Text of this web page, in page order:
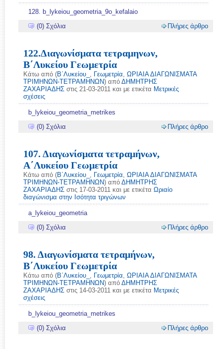
128. b_lykeiou_geometria_9ο_kefalaio
(0) Σχόλια
Πλήρες άρθρο
122.Διαγωνίσματα τετραμηνων,
Β΄Λυκείου Γεωμετρία
Κάτω από (Β΄Λυκείου_ , Γεωμετρία, ΩΡΙΑΙΑ ΔΙΑΓΩΝΙΣΜΑΤΑ
ΤΡΙΜΗΝΩΝ-ΤΕΤΡΑΜΗΝΩΝ) από ΔΗΜΗΤΡΗΣ
ΖΑΧΑΡΙΑΔΗΣ στις 21-03-2011 και με ετικέτα Μετρικές
σχέσεις
b_lykeiou_geometria_metrikes
(0) Σχόλια
Πλήρες άρθρο
107. Διαγωνίσματα τετραμήνων,
Α΄Λυκείου Γεωμετρία
Κάτω από (Β΄Λυκείου_ , Γεωμετρία, ΩΡΙΑΙΑ ΔΙΑΓΩΝΙΣΜΑΤΑ
ΤΡΙΜΗΝΩΝ-ΤΕΤΡΑΜΗΝΩΝ) από ΔΗΜΗΤΡΗΣ
ΖΑΧΑΡΙΑΔΗΣ στις 17-03-2011 και με ετικέτα Ωριαίο
διαγώνισμα στην Ισότητα τριγώνων
a_lykeiou_geometria
(0) Σχόλια
Πλήρες άρθρο
98. Διαγωνίσματα τετραμήνων,
Β΄Λυκείου Γεωμετρία
Κάτω από (Β΄Λυκείου_ , Γεωμετρία, ΩΡΙΑΙΑ ΔΙΑΓΩΝΙΣΜΑΤΑ
ΤΡΙΜΗΝΩΝ-ΤΕΤΡΑΜΗΝΩΝ) από ΔΗΜΗΤΡΗΣ
ΖΑΧΑΡΙΑΔΗΣ στις 14-03-2011 και με ετικέτα Μετρικές
σχέσεις
b_lykeiou_geometria_metrikes
(0) Σχόλια
Πλήρες άρθρο